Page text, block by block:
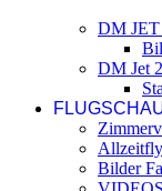
DM JET
DM Jet
Bilder